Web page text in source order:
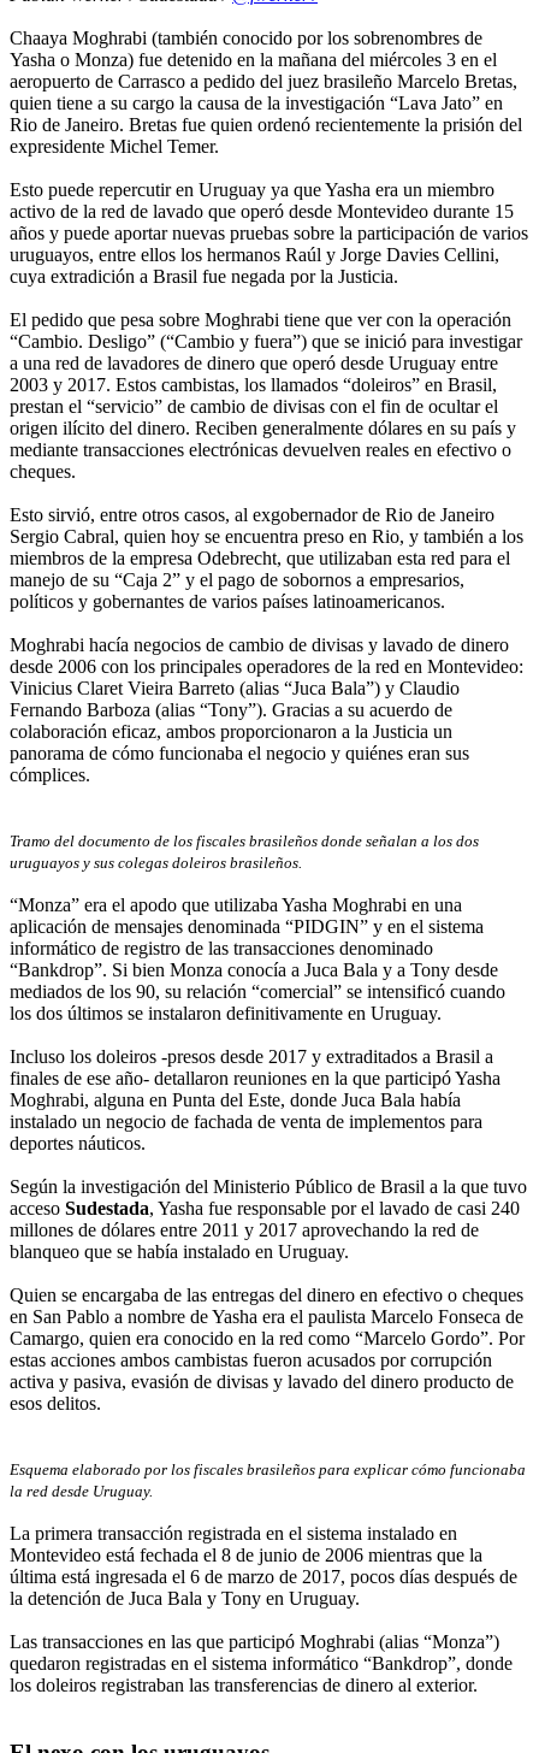
Chaaya Moghrabi (también conocido por los sobrenombres de
Yasha o Monza) fue detenido en la mañana del miércoles 3 en el
aeropuerto de Carrasco a pedido del juez brasileño Marcelo Bretas,
quien tiene a su cargo la causa de la investigación “Lava Jato” en
Rio de Janeiro. Bretas fue quien ordenó recientemente la prisión del
expresidente Michel Temer.
Esto puede repercutir en Uruguay ya que Yasha era un miembro
activo de la red de lavado que operó desde Montevideo durante 15
años y puede aportar nuevas pruebas sobre la participación de varios
uruguayos, entre ellos los hermanos Raúl y Jorge Davies Cellini,
cuya extradición a Brasil fue negada por la Justicia.
El pedido que pesa sobre Moghrabi tiene que ver con la operación
“Cambio. Desligo” (“Cambio y fuera”) que se inició para investigar
a una red de lavadores de dinero que operó desde Uruguay entre
2003 y 2017. Estos cambistas, los llamados “doleiros” en Brasil,
prestan el “servicio” de cambio de divisas con el fin de ocultar el
origen ilícito del dinero. Reciben generalmente dólares en su país y
mediante transacciones electrónicas devuelven reales en efectivo o
cheques.
Esto sirvió, entre otros casos, al exgobernador de Rio de Janeiro
Sergio Cabral, quien hoy se encuentra preso en Rio, y también a los
miembros de la empresa Odebrecht, que utilizaban esta red para el
manejo de su “Caja 2” y el pago de sobornos a empresarios,
políticos y gobernantes de varios países latinoamericanos.
Moghrabi hacía negocios de cambio de divisas y lavado de dinero
desde 2006 con los principales operadores de la red en Montevideo:
Vinicius Claret Vieira Barreto (alias “Juca Bala”) y Claudio
Fernando Barboza (alias “Tony”). Gracias a su acuerdo de
colaboración eficaz, ambos proporcionaron a la Justicia un
panorama de cómo funcionaba el negocio y quiénes eran sus
cómplices.
Tramo del documento de los fiscales brasileños donde señalan a los dos
uruguayos y sus colegas doleiros brasileños.
“Monza” era el apodo que utilizaba Yasha Moghrabi en una
aplicación de mensajes denominada “PIDGIN” y en el sistema
informático de registro de las transacciones denominado
“Bankdrop”. Si bien Monza conocía a Juca Bala y a Tony desde
mediados de los 90, su relación “comercial” se intensificó cuando
los dos últimos se instalaron definitivamente en Uruguay.
Incluso los doleiros -presos desde 2017 y extraditados a Brasil a
finales de ese año- detallaron reuniones en la que participó Yasha
Moghrabi, alguna en Punta del Este, donde Juca Bala había
instalado un negocio de fachada de venta de implementos para
deportes náuticos.
Según la investigación del Ministerio Público de Brasil a la que tuvo
acceso Sudestada, Yasha fue responsable por el lavado de casi 240
millones de dólares entre 2011 y 2017 aprovechando la red de
blanqueo que se había instalado en Uruguay.
Quien se encargaba de las entregas del dinero en efectivo o cheques
en San Pablo a nombre de Yasha era el paulista Marcelo Fonseca de
Camargo, quien era conocido en la red como “Marcelo Gordo”. Por
estas acciones ambos cambistas fueron acusados por corrupción
activa y pasiva, evasión de divisas y lavado del dinero producto de
esos delitos.
Esquema elaborado por los fiscales brasileños para explicar cómo funcionaba
la red desde Uruguay.
La primera transacción registrada en el sistema instalado en
Montevideo está fechada el 8 de junio de 2006 mientras que la
última está ingresada el 6 de marzo de 2017, pocos días después de
la detención de Juca Bala y Tony en Uruguay.
Las transacciones en las que participó Moghrabi (alias “Monza”)
quedaron registradas en el sistema informático “Bankdrop”, donde
los doleiros registraban las transferencias de dinero al exterior.